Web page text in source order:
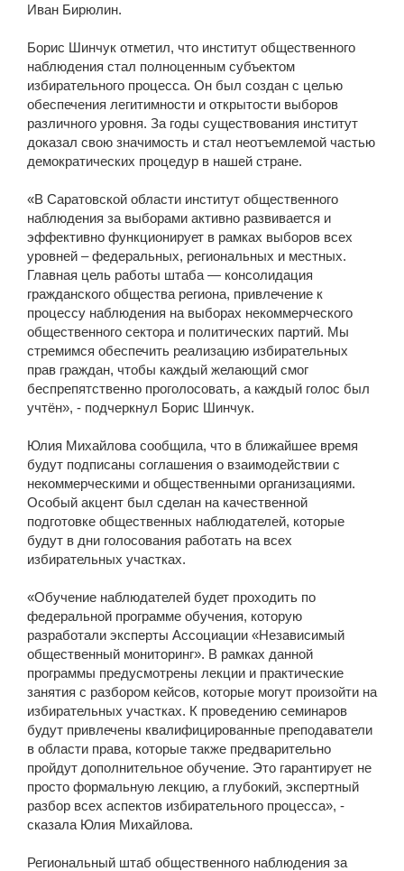
Иван Бирюлин.
Борис Шинчук отметил, что институт общественного
наблюдения стал полноценным субъектом
избирательного процесса. Он был создан с целью
обеспечения легитимности и открытости выборов
различного уровня. За годы существования институт
доказал свою значимость и стал неотъемлемой частью
демократических процедур в нашей стране.
«В Саратовской области институт общественного
наблюдения за выборами активно развивается и
эффективно функционирует в рамках выборов всех
уровней – федеральных, региональных и местных.
Главная цель работы штаба — консолидация
гражданского общества региона, привлечение к
процессу наблюдения на выборах некоммерческого
общественного сектора и политических партий. Мы
стремимся обеспечить реализацию избирательных
прав граждан, чтобы каждый желающий смог
беспрепятственно проголосовать, а каждый голос был
учтён», - подчеркнул Борис Шинчук.
Юлия Михайлова сообщила, что в ближайшее время
будут подписаны соглашения о взаимодействии с
некоммерческими и общественными организациями.
Особый акцент был сделан на качественной
подготовке общественных наблюдателей, которые
будут в дни голосования работать на всех
избирательных участках.
«Обучение наблюдателей будет проходить по
федеральной программе обучения, которую
разработали эксперты Ассоциации «Независимый
общественный мониторинг». В рамках данной
программы предусмотрены лекции и практические
занятия с разбором кейсов, которые могут произойти на
избирательных участках. К проведению семинаров
будут привлечены квалифицированные преподаватели
в области права, которые также предварительно
пройдут дополнительное обучение. Это гарантирует не
просто формальную лекцию, а глубокий, экспертный
разбор всех аспектов избирательного процесса», -
сказала Юлия Михайлова.
Региональный штаб общественного наблюдения за